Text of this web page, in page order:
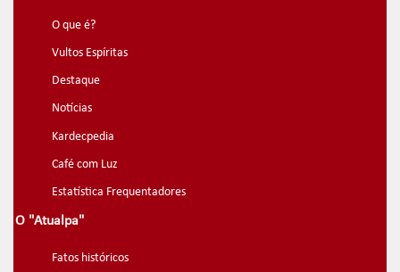
O que é?
Vultos Espíritas
Destaque
Notícias
Kardecpedia
Café com Luz
Estatística Frequentadores
O "Atualpa"
Fatos históricos